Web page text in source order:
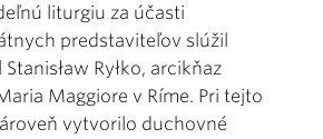
liturgiu za účasti
predstaviteľov slúžil
Ryłko, arcikňaz
Maggiore v Ríme. Pri tejto
vytvorilo duchovné